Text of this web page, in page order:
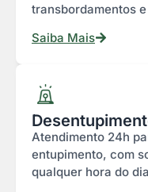
transbordamentos
Saiba Mais
Atendimento 24h
entupimento, com
qualquer hora do